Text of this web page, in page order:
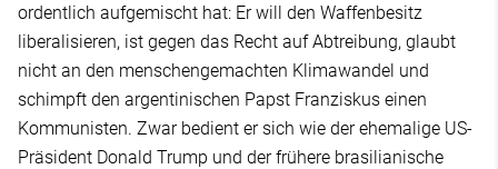
ordentlich aufgemischt hat: Er will den Waffenbesitz
liberalisieren, ist gegen das Recht auf Abtreibung, glaubt
nicht an den menschengemachten Klimawandel und
schimpft den argentinischen Papst Franziskus einen
Kommunisten. Zwar bedient er sich wie der ehemalige US-
Präsident Donald Trump und der frühere brasilianische